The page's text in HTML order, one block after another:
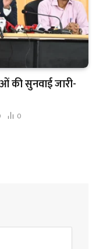
की सुनवाई जारी-
0